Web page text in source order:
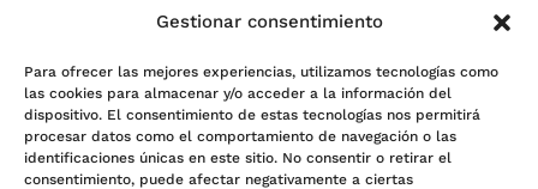
Gestionar consentimiento
Para ofrecer las mejores experiencias, utilizamos tecnologías como
las cookies para almacenar y/o acceder a la información del
dispositivo. El consentimiento de estas tecnologías nos permitirá
procesar datos como el comportamiento de navegación o las
identificaciones únicas en este sitio. No consentir o retirar el
consentimiento, puede afectar negativamente a ciertas
w
l Subscríbete a nuestra Newsletter